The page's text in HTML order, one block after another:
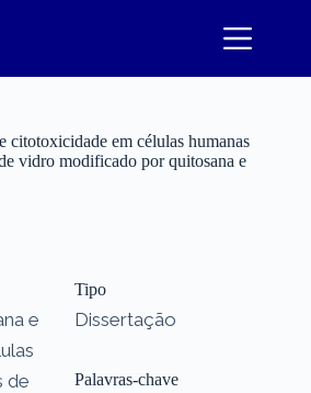
citotoxicidade em células humanas
vidro modificado por quitosana e
e
de
Tipo
Dissertação
Palavras-chave